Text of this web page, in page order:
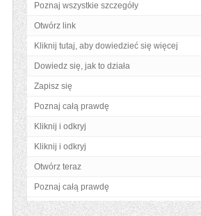
Poznaj wszystkie szczegóły
Otwórz link
Kliknij tutaj, aby dowiedzieć się więcej
Dowiedz się, jak to działa
Zapisz się
Poznaj całą prawdę
Kliknij i odkryj
Kliknij i odkryj
Otwórz teraz
Poznaj całą prawdę